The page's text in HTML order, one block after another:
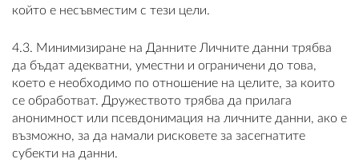
който е несъвместим с тези цели.
4.3. Минимизиране на Данните Личните данни трябва
да бъдат адекватни, уместни и ограничени до това,
което е необходимо по отношение на целите, за които
се обработват. Дружеството трябва да прилага
анонимност или псевдонимация на личните данни, ако е
възможно, за да намали рисковете за засегнатите
субекти на данни.